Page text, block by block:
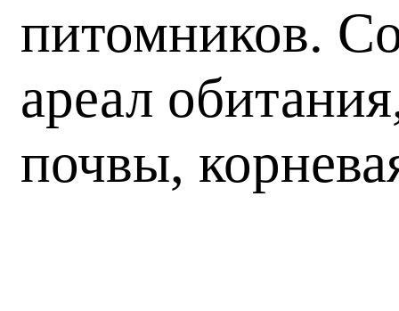
питомников.
ареал
почвы,